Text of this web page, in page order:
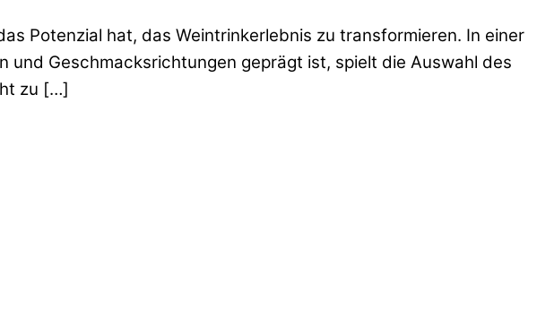
Potenzial hat, das Weintrinkerlebnis zu transformieren. In einer
und Geschmacksrichtungen geprägt ist, spielt die Auswahl des
zu […]